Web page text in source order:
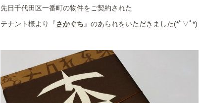
e
o
k
先日千代田区一番町の物件をご契約された
テナント様より『さかぐち 』のあられをいただきました(*ﾟ▽ﾟ*)